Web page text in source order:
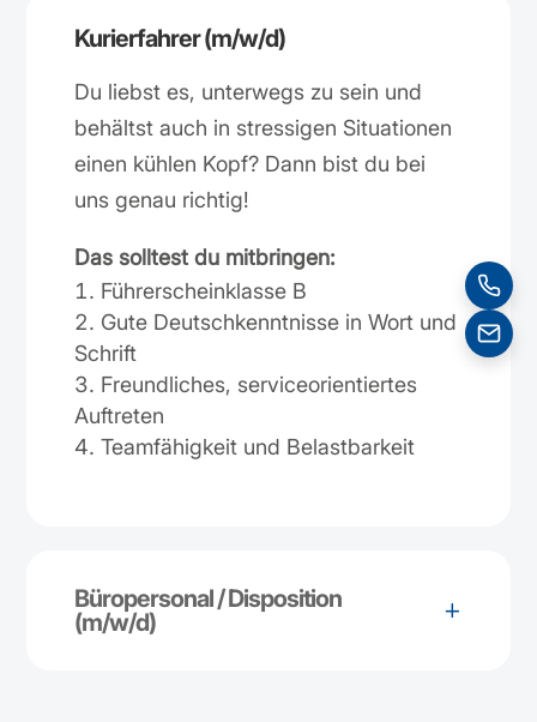
Kurierfahrer (m/w/d)
Du liebst es, unterwegs zu sein und
behältst auch in stressigen Situationen
einen kühlen Kopf? Dann bist du bei
uns genau richtig!
Das solltest du mitbringen:
Führerscheinklasse B
Gute Deutschkenntnisse in Wort und
Schrift
Freundliches, serviceorientiertes
Auftreten
Teamfähigkeit und Belastbarkeit
Büropersonal / Disposition
(m/w/d)